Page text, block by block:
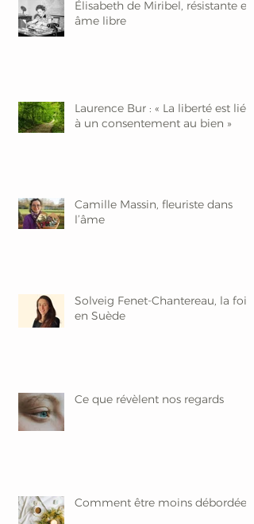
Élisabeth de Miribel, résistante et
âme libre
Laurence Bur : « La liberté est liée
à un consentement au bien »
Camille Massin, fleuriste dans
l’âme
Solveig Fenet-Chantereau, la foi
en Suède
Ce que révèlent nos regards
Comment être moins débordée ?